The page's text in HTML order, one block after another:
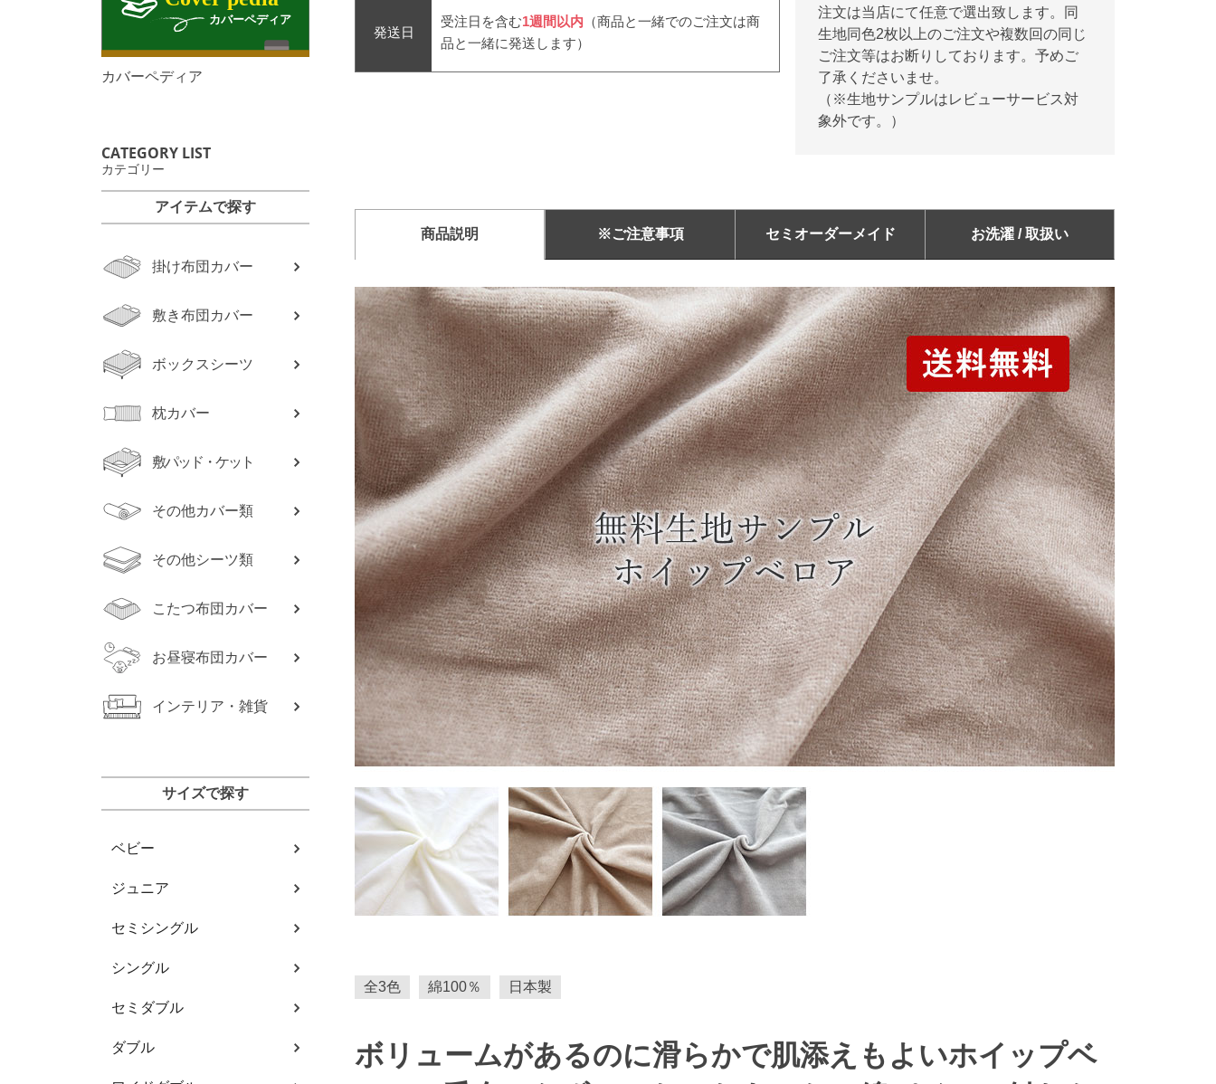
カバーペディア
CATEGORY LIST
カテゴリー
アイテムで探す
掛け布団カバー
敷き布団カバー
ボックスシーツ
枕カバー
敷パッド・ケット
その他カバー類
その他シーツ類
こたつ布団カバー
お昼寝布団カバー
インテリア・雑貨
サイズで探す
ベビー
ジュニア
セミシングル
シングル
セミダブル
ダブル
発送日
受注日を含む1週間以内 （商品と一緒でのご注文は商
品と一緒に発送します）
注文は当店にて任意で選出致します。同
生地同色2枚以上のご注文や複数回の同じ
ご注文等はお断りしております。予めご
了承くださいませ。
（※生地サンプルはレビューサービス対
象外です。）
商品説明 ※ご注意事項 セミオーダーメイド お洗濯 / 取扱い
全3色 綿100％ 日本製
ボリュームがあるのに滑らかで肌添えもよいホイップベ